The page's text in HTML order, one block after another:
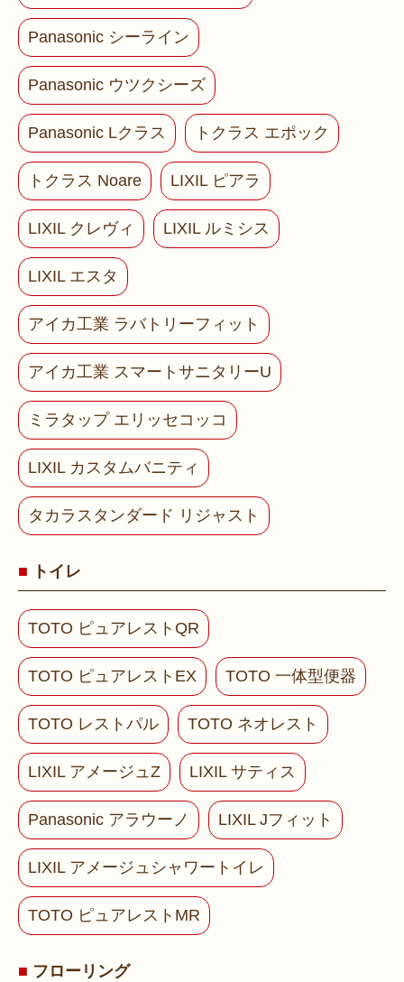
Panasonic シーライン
Panasonic ウツクシーズ
Panasonic Lクラス トクラス エポック
トクラス Noare LIXIL ピアラ
LIXIL クレヴィ LIXIL ルミシス
LIXIL エスタ
アイカ工業 ラバトリーフィット
アイカ工業 スマートサニタリーU
ミラタップ エリッセコッコ
LIXIL カスタムバニティ
タカラスタンダード リジャスト
トイレ
TOTO ピュアレストQR
TOTO ピュアレストEX TOTO 一体型便器
TOTO レストパル TOTO ネオレスト
LIXIL アメージュZ LIXIL サティス
Panasonic アラウーノ LIXIL Jフィット
LIXIL アメージュシャワートイレ
TOTO ピュアレストMR
フローリング